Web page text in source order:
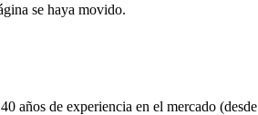
se haya movido.
40 años de experiencia en el mercado (desde